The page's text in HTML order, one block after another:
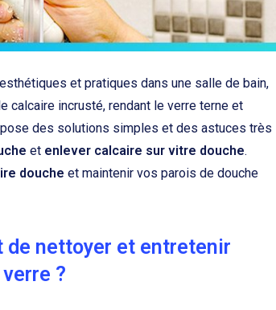
et pratiques dans une salle de bain,
calcaire incrusté, rendant le verre terne et
des solutions simples et des astuces très
et enlever calcaire sur vitre douche.
douche et maintenir vos parois de douche
nettoyer et entretenir
?